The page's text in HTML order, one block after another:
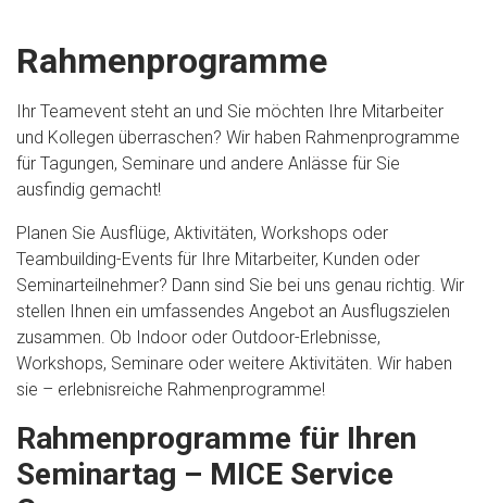
Rahmenprogramme
Ihr Teamevent steht an und Sie möchten Ihre Mitarbeiter
und Kollegen überraschen? Wir haben Rahmenprogramme
für Tagungen, Seminare und andere Anlässe für Sie
ausfindig gemacht!
Planen Sie Ausflüge, Aktivitäten, Workshops oder
Teambuilding-Events für Ihre Mitarbeiter, Kunden oder
Seminarteilnehmer? Dann sind Sie bei uns genau richtig. Wir
stellen Ihnen ein umfassendes Angebot an Ausflugszielen
zusammen. Ob Indoor oder Outdoor-Erlebnisse,
Workshops, Seminare oder weitere Aktivitäten. Wir haben
sie – erlebnisreiche Rahmenprogramme!
Rahmenprogramme für Ihren
Seminartag – MICE Service